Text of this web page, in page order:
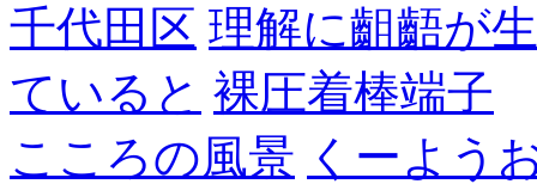
千代田区 理解に齟齬が
ていると 裸圧着棒端子
こころの風景 くーよう